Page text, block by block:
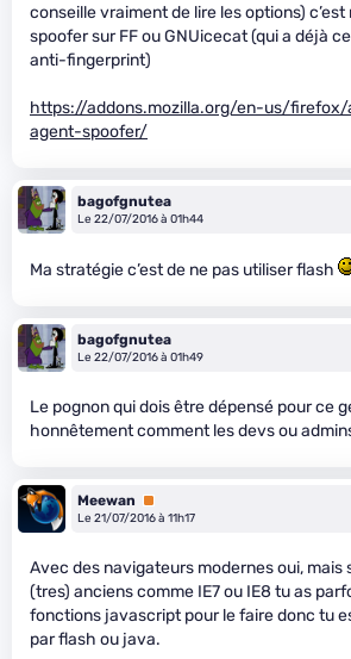
conseille vraiment de lire les options)
spoofer sur FF ou GNUicecat (qui a déjà
anti-fingerprint)
https://addons.mozilla.org/en-us/
agent-spoofer/
bagofgnutea
Le 22/07/2016 à 01h44
Ma stratégie c’est de ne pas utiliser flash
bagofgnutea
Le 22/07/2016 à 01h49
Le pognon qui dois être dépensé pour ce
honnêtement comment les devs ou
Meewan
Premium
Le 21/07/2016 à 11h17
Avec des navigateurs modernes oui, mais
(tres) anciens comme IE7 ou IE8 tu as
fonctions javascript pour le faire donc tu
par flash ou java.